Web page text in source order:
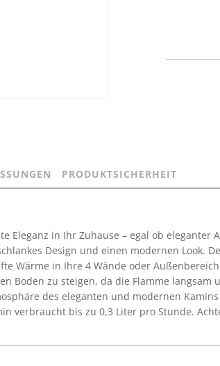
PRODUKTSICHERHEIT
Eleganz in Ihr Zuhause – egal ob
Design und einen modernen Look.
Wärme in Ihre 4 Wände oder
Boden zu steigen, da die Flamme
des eleganten und modernen
verbraucht bis zu 0,3 Liter pro Stunde.